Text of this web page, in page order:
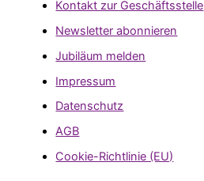
Kontakt zur Geschäftsstelle
Newsletter abonnieren
Jubiläum melden
Impressum
Datenschutz
AGB
Cookie-Richtlinie (EU)